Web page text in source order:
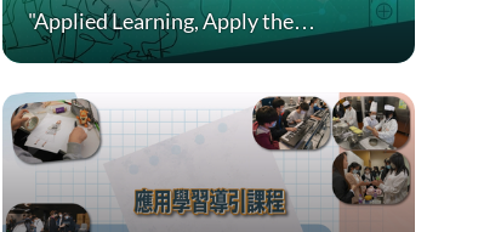
"Applied Learning, Apply the…